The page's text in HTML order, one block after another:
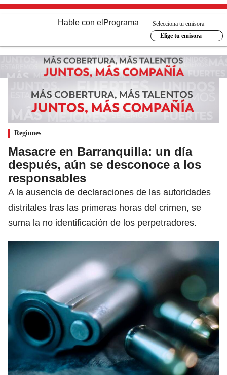
Hable con el Programa
Selecciona tu emisora
Elige tu emisora
Regiones
Masacre en Barranquilla: un día
después, aún se desconoce a los
responsables
A la ausencia de declaraciones de las autoridades
distritales tras las primeras horas del crimen, se
suma la no identificación de los perpetradores.